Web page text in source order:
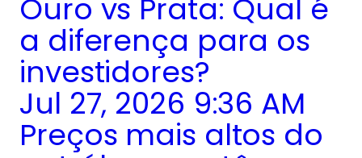
Ouro vs Prata: Qual é
a diferença para os
investidores?
Jul 27, 2026 9:36 AM
Preços mais altos do